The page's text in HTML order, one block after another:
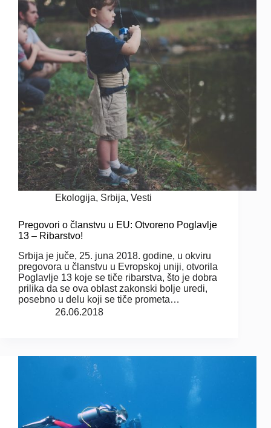
Ekologija, Srbija, Vesti
Pregovori o članstvu u EU: Otvoreno Poglavlje
13 – Ribarstvo!
Srbija je juče, 25. juna 2018. godine, u okviru
pregovora u članstvu u Evropskoj uniji, otvorila
Poglavlje 13 koje se tiče ribarstva, što je dobra
prilika da se ova oblast zakonski bolje uredi,
posebno u delu koji se tiče prometa…
26.06.2018